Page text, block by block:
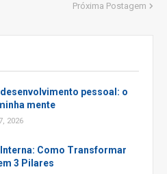
Próxima Postagem
pessoal: o
mente
2026
Como Transformar
3 Pilares